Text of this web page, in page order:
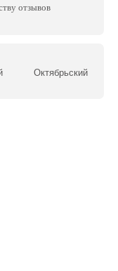
отзывов
Октябрьский